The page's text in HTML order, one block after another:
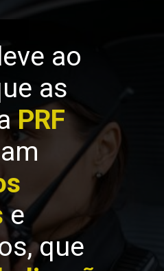
ao
as
PRF
e
que